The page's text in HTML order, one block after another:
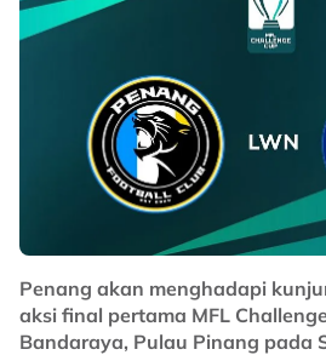
Penang akan menghadapi
aksi final pertama MFL
Bandaraya, Pulau Pinang pada